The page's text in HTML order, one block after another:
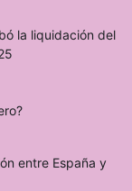
la liquidación del
entre España y